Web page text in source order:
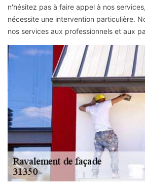
n'hésitez pas à faire appel à nos
nécessite une intervention particulière.
nos services aux professionnels et aux